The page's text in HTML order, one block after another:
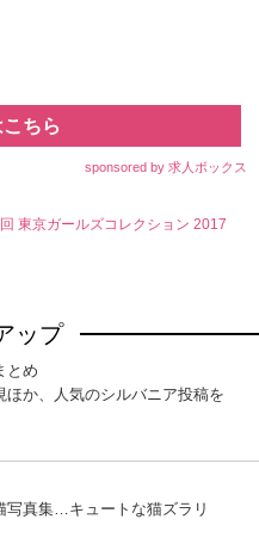
ちら
sponsored by 求人ボックス
東京ガールズコレクション 2017
ップ
とめ
ほか、人気のシルバニア投稿を
写真集…キュートな猫ズラリ